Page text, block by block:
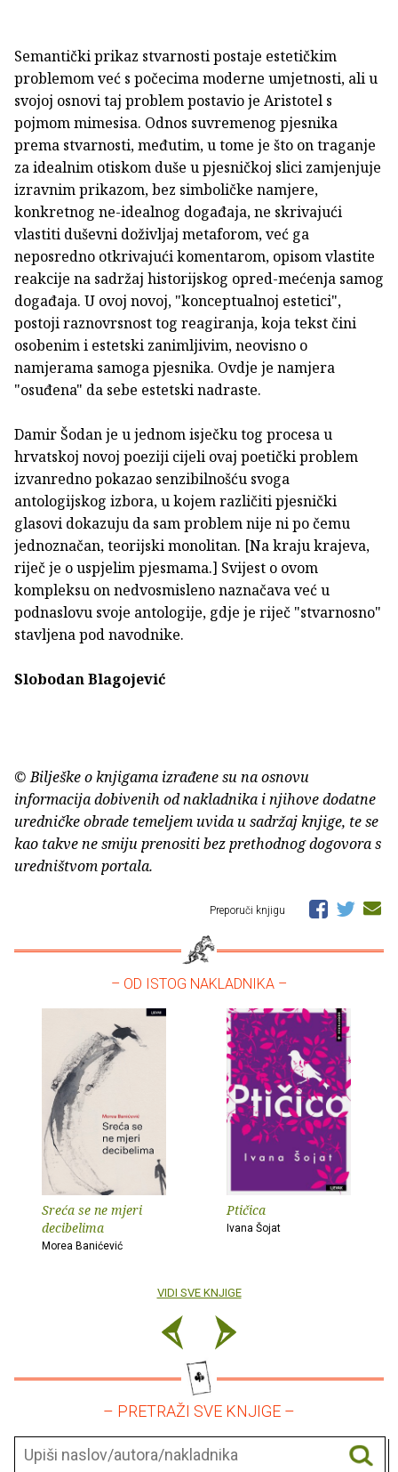
Semantički prikaz stvarnosti postaje estetičkim
problemom već s počecima moderne umjetnosti, ali u
svojoj osnovi taj problem postavio je Aristotel s
pojmom mimesisa. Odnos suvremenog pjesnika
prema stvarnosti, međutim, u tome je što on traganje
za idealnim otiskom duše u pjesničkoj slici zamjenjuje
izravnim prikazom, bez simboličke namjere,
konkretnog ne-idealnog događaja, ne skrivajući
vlastiti duševni doživljaj metaforom, već ga
neposredno otkrivajući komentarom, opisom vlastite
reakcije na sadržaj historijskog opred-mećenja samog
događaja. U ovoj novoj, "konceptualnoj estetici",
postoji raznovrsnost tog reagiranja, koja tekst čini
osobenim i estetski zanimljivim, neovisno o
namjerama samoga pjesnika. Ovdje je namjera
"osuđena" da sebe estetski nadraste.
Damir Šodan je u jednom isječku tog procesa u
hrvatskoj novoj poeziji cijeli ovaj poetički problem
izvanredno pokazao senzibilnošću svoga
antologijskog izbora, u kojem različiti pjesnički
glasovi dokazuju da sam problem nije ni po čemu
jednoznačan, teorijski monolitan. [Na kraju krajeva,
riječ je o uspjelim pjesmama.] Svijest o ovom
kompleksu on nedvosmisleno naznačava već u
podnaslovu svoje antologije, gdje je riječ "stvarnosno"
stavljena pod navodnike.
Slobodan Blagojević
© Bilješke o knjigama izrađene su na osnovu
informacija dobivenih od nakladnika i njihove dodatne
uredničke obrade temeljem uvida u sadržaj knjige, te se
kao takve ne smiju prenositi bez prethodnog dogovora s
uredništvom portala.
Preporuči knjigu
– OD ISTOG NAKLADNIKA –
Sreća se ne mjeri
decibelima
Morea Banićević
Ptičica
Ivana Šojat
VIDI SVE KNJIGE
– PRETRAŽI SVE KNJIGE –